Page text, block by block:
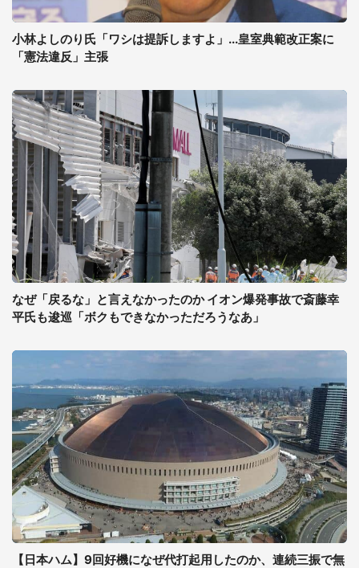
小林よしのり氏「ワシは提訴しますよ」...皇室典範改正案に
「憲法違反」主張
なぜ「戻るな」と言えなかったのか イオン爆発事故で斎藤幸
平氏も逡巡「ボクもできなかっただろうなあ」
【日本ハム】9回好機になぜ代打起用したのか、連続三振で無